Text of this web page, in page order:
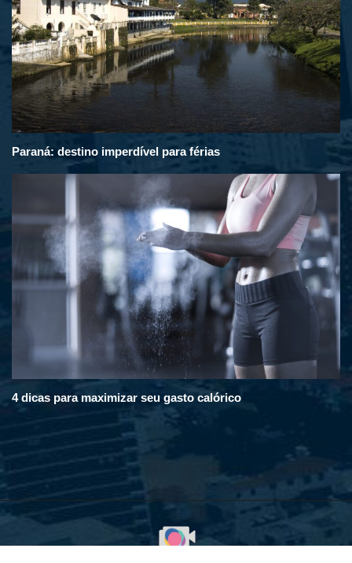
Paraná: destino imperdível para férias
4 dicas para maximizar seu gasto calórico